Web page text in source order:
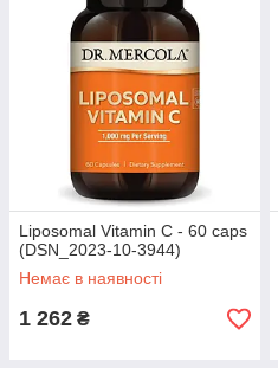
Liposomal Vitamin C - 60 caps
(DSN_2023-10-3944)
Немає в наявності
1 262 ₴